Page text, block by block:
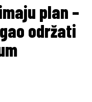
plan –
održati